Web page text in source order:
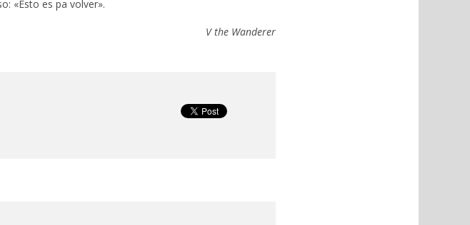
«Esto es pa volver».
V the Wanderer